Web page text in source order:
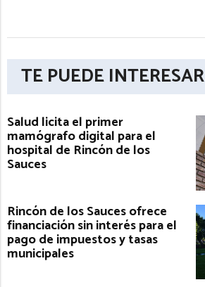
TE PUEDE INTERESAR
Salud licita el primer
mamógrafo digital para el
hospital de Rincón de los
Sauces
Rincón de los Sauces ofrece
financiación sin interés para el
pago de impuestos y tasas
municipales